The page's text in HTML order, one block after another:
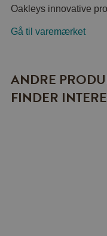
Oakleys innovative
Gå til varemærket
ANDRE
FINDER